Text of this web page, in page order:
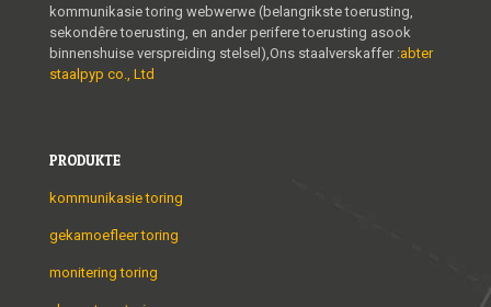
kommunikasie toring webwerwe (belangrikste toerusting,
sekondêre toerusting, en ander perifere toerusting asook
binnenshuise verspreiding stelsel),Ons staalverskaffer :abter
staalpyp co., Ltd
PRODUKTE
kommunikasie toring
gekamoefleer toring
monitering toring